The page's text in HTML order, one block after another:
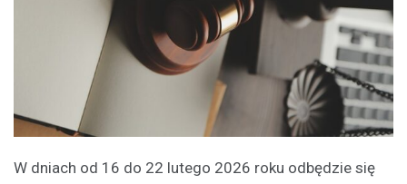
W dniach od 16 do 22 lutego 2026 roku odbędzie się